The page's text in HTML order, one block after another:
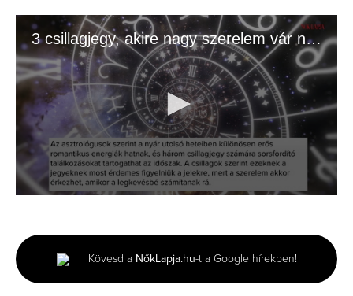
3 csillagjegy, akire nagy szerelem vár nyáron
minute,
16
seconds
Kövesd a NőkLapja.hu-t a Google hírekben!